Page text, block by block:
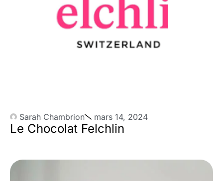
Sarah Chambrion mars 14, 2024
Le Chocolat Felchlin